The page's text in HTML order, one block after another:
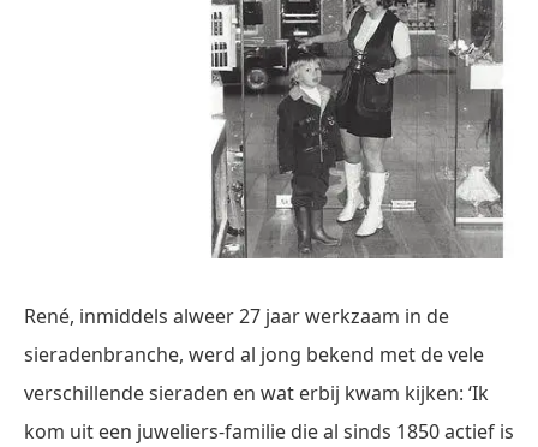
René, inmiddels alweer 27 jaar werkzaam in de
sieradenbranche, werd al jong bekend met de vele
verschillende sieraden en wat erbij kwam kijken: ‘Ik
kom uit een juweliers-familie die al sinds 1850 actief is